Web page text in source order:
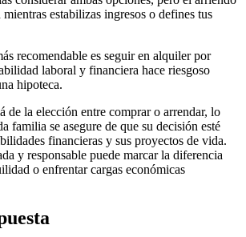
estabilizas ingresos o defines tus
recomendable es seguir en alquiler por
laboral y financiera hace riesgoso
hipoteca.
de la elección entre comprar o arrendar, lo
familia se asegure de que su decisión esté
financieras y sus proyectos de vida.
y responsable puede marcar la diferencia
o enfrentar cargas económicas